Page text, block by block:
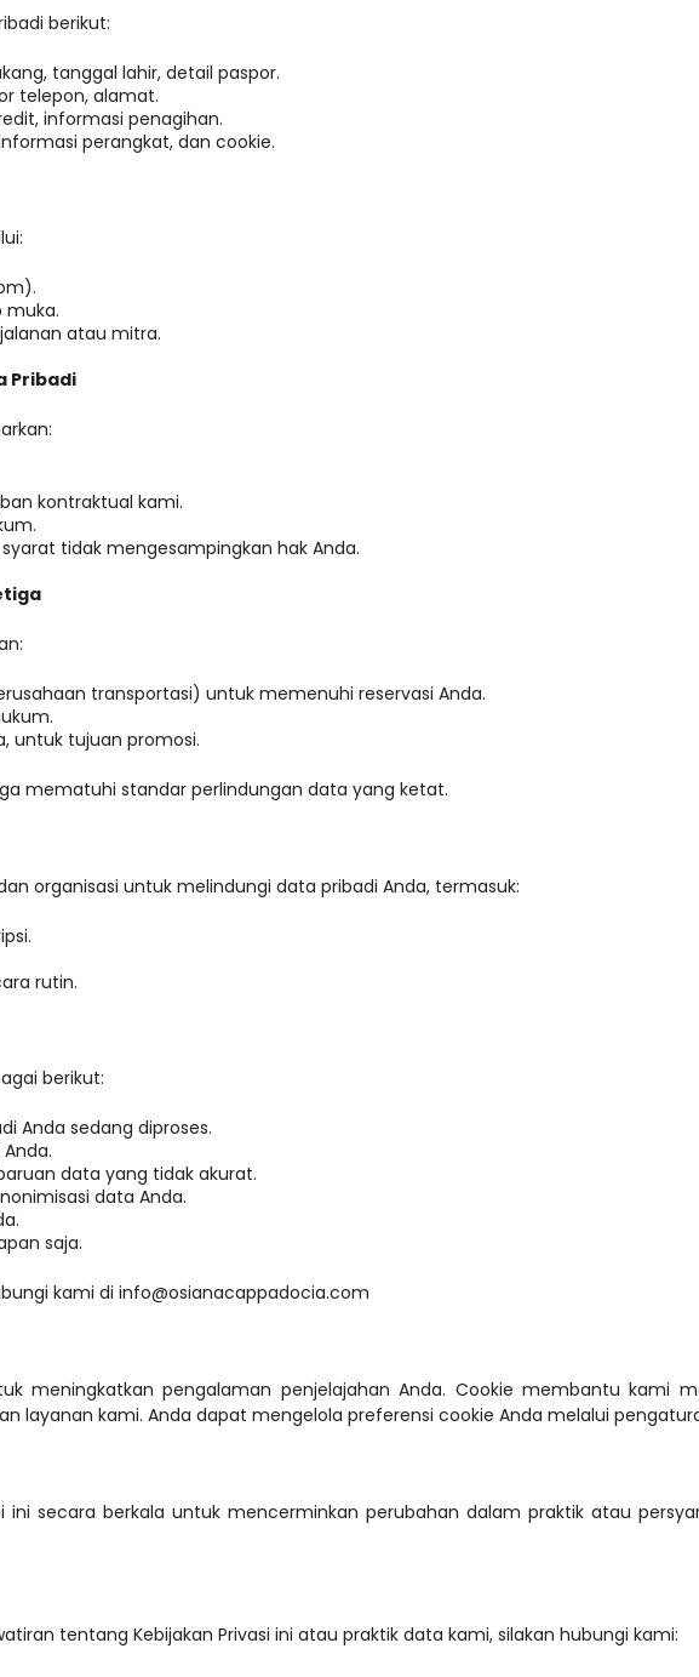
berikut:
tanggal lahir, detail paspor.
telepon, alamat.
informasi penagihan.
perangkat, dan cookie.
muka.
atau mitra.
Pribadi
kontraktual kami.
tidak mengesampingkan hak Anda.
transportasi) untuk memenuhi reservasi Anda.
untuk tujuan promosi.
mematuhi standar perlindungan data yang ketat.
organisasi untuk melindungi data pribadi Anda, termasuk:
rutin.
berikut:
Anda sedang diproses.
data yang tidak akurat.
data Anda.
saja.
kami di info@osianacappadocia.com
meningkatkan pengalaman penjelajahan Anda. Cookie membantu kami
layanan kami. Anda dapat mengelola preferensi cookie Anda melalui
ini secara berkala untuk mencerminkan perubahan dalam praktik atau
tentang Kebijakan Privasi ini atau praktik data kami, silakan hubungi kami: